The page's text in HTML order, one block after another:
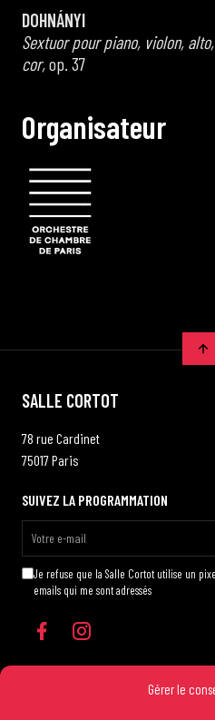
Gérer le
DOHNÁNYI
Sextuor pour piano, violon,
cor,op. 37
Organisateur
SALLE CORTOT
78 rue Cardinet
75017 Paris
SUIVEZ LA PROGRAMMATION
Je refuse que la Salle Cortot utilise un
emails qui me sont adressés